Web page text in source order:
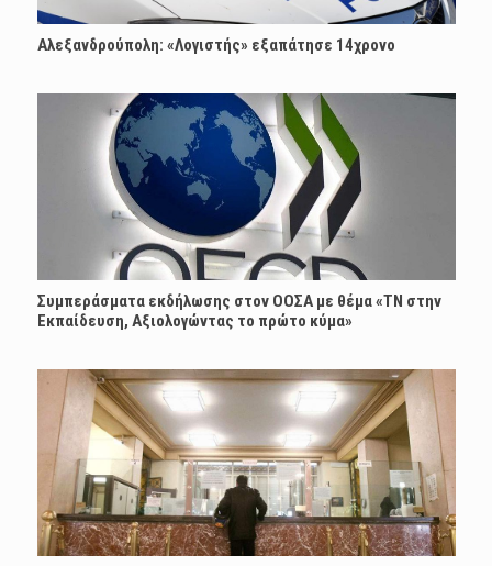
Αλεξανδρούπολη: «Λογιστής» εξαπάτησε 14χρονο
Συμπεράσματα εκδήλωσης στον ΟΟΣΑ με θέμα «ΤΝ στην
Εκπαίδευση, Αξιολογώντας το πρώτο κύμα»